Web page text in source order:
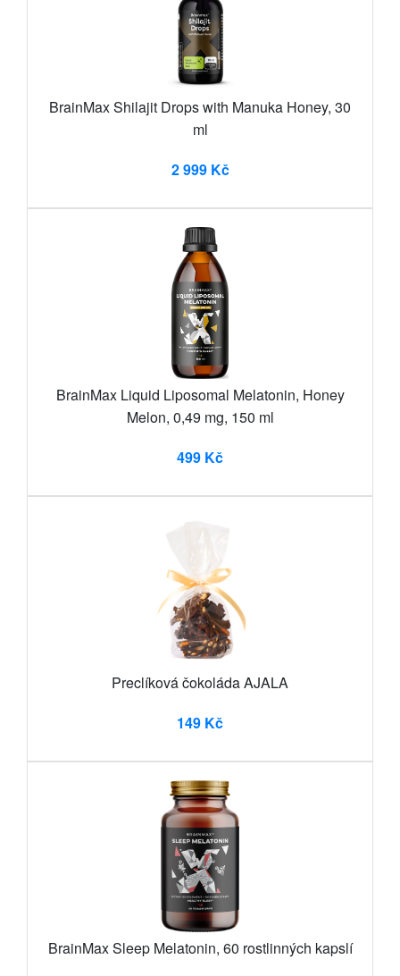
BrainMax Shilajit Drops with Manuka Honey, 30
ml
2 999 Kč
BrainMax Liquid Liposomal Melatonin, Honey
Melon, 0,49 mg, 150 ml
499 Kč
Preclíková čokoláda AJALA
149 Kč
BrainMax Sleep Melatonin, 60 rostlinných kapslí